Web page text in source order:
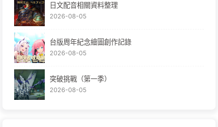
日文配音相關資料整理
2026-08-05
台版周年紀念繪圖創作記錄
2026-08-05
突破挑戰（第一季）
2026-08-05